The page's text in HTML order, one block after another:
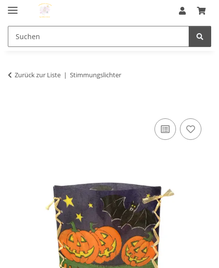
Zurück zur Liste Stimmungslichter